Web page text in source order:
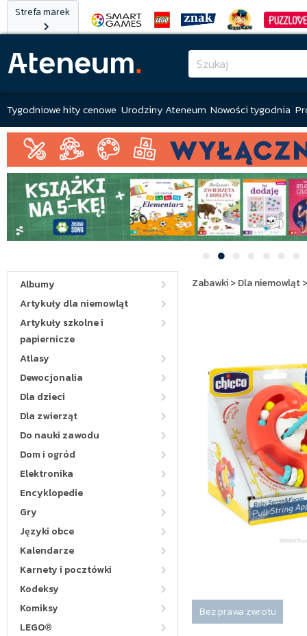
Strefa marek
Tygodniowe hity cenowe Urodziny Ateneum Nowości tygodnia
Albumy
Artykuły dla niemowląt
Artykuły szkolne i
papiernicze
Atlasy
Dewocjonalia
Dla dzieci
Dla zwierząt
Do nauki zawodu
Dom i ogród
Elektronika
Encyklopedie
Gry
Języki obce
Kalendarze
Karnety i pocztówki
Kodeksy
Komiksy
LEGO®
Zabawki>Dla niemowląt
Bez prawa zwrotu